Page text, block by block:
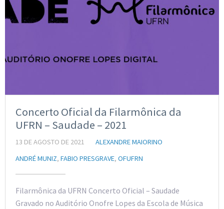
Concerto Oficial da Filarmônica da
UFRN – Saudade – 2021
13 DE AGOSTO DE 2021
ALEXANDRE MAIORINO
ANDRÉ MUNIZ, FABIO PRESGRAVE, OFUFRN
Filarmônica da UFRN Concerto Oficial – Saudade
Gravado no Auditório Onofre Lopes da Escola de Música